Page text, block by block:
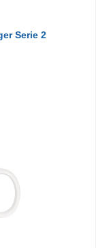
Serie 2